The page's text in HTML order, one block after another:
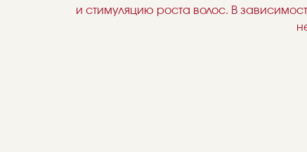
и стимуляцию роста волос. В